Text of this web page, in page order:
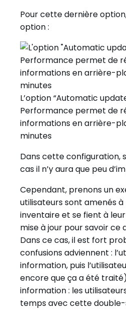
Pour cette dernière
option :
L’option “Automatic
Performance permet de
informations en arrière-
minutes
Dans cette configuration,
cas il n’y aura que peu
Cependant, prenons un
utilisateurs sont amenés à
inventaire et se fient à
mise à jour pour savoir ce
Dans ce cas, il est fort
confusions adviennent :
information, puis
encore que ça a été
information : les
temps avec cette double-